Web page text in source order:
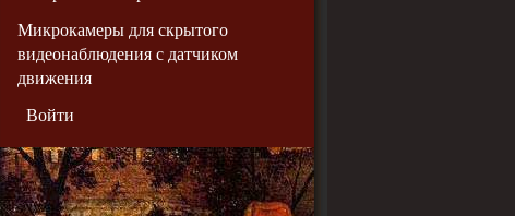
Микрокамеры для скрытого
видеонаблюдения с датчиком
движения
Войти